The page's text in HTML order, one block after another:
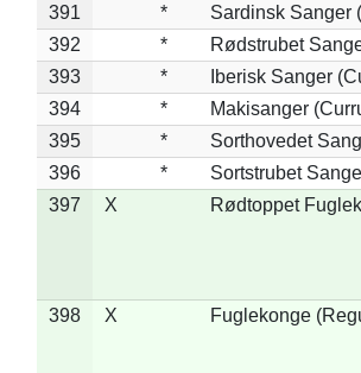
391
*
Sardinsk Sanger
392
*
Rødstrubet
393
*
Iberisk Sanger
394
*
Makisanger
395
*
Sorthovedet
396
*
Sortstrubet
397
X Rødtoppet
398 X Fuglekonge